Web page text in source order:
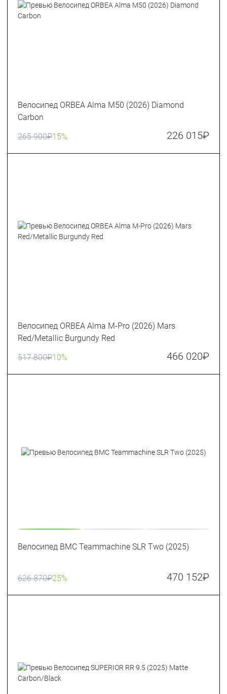
Велосипед ORBEA Alma M50 (2026) Diamond
Carbon
265 900₽15% 226 015₽
Велосипед ORBEA Alma M-Pro (2026) Mars
Red/Metallic Burgundy Red
517 800₽10% 466 020₽
Велосипед BMC Teammachine SLR Two (2025)
626 870₽25% 470 152₽